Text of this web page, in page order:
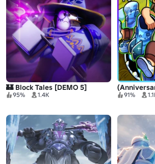
🏰 Block Tales [DEMO 5]
95% 1.4K 91%